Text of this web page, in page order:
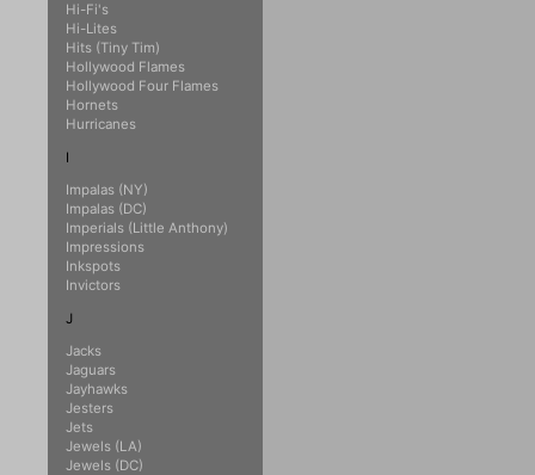
Hi-Fi's
Hi-Lites
Hits (Tiny Tim)
Hollywood Flames
Hollywood Four Flames
Hornets
Hurricanes
I
Impalas (NY)
Impalas (DC)
Imperials (Little Anthony)
Impressions
Inkspots
Invictors
J
Jacks
Jaguars
Jayhawks
Jesters
Jets
Jewels (LA)
Jewels (DC)